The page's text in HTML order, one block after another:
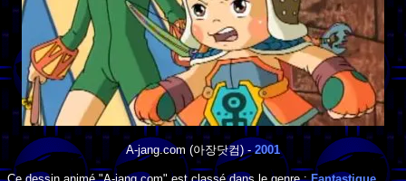
A-jang.com (아장닷컴) -2001